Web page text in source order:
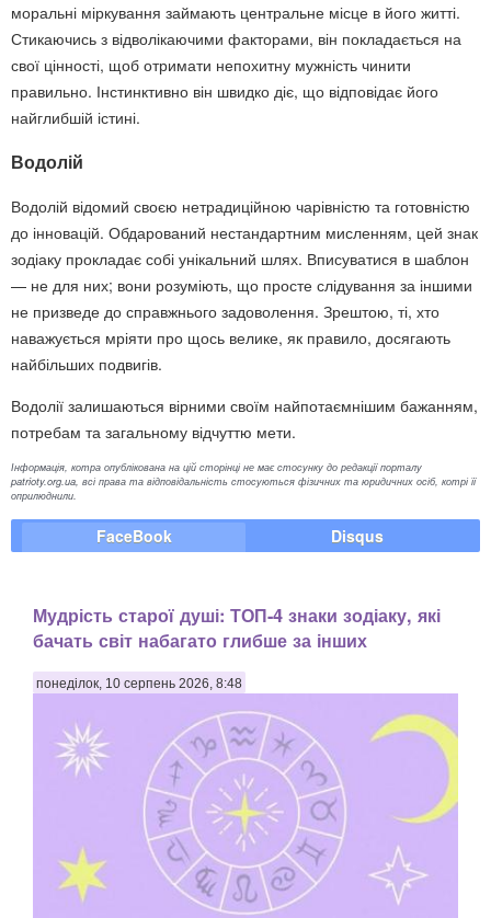
моральні міркування займають центральне місце в його житті.
Стикаючись з відволікаючими факторами, він покладається на
свої цінності, щоб отримати непохитну мужність чинити
правильно. Інстинктивно він швидко діє, що відповідає його
найглибшій істині.
Водолій
Водолій відомий своєю нетрадиційною чарівністю та готовністю
до інновацій. Обдарований нестандартним мисленням, цей знак
зодіаку прокладає собі унікальний шлях. Вписуватися в шаблон
— не для них; вони розуміють, що просте слідування за іншими
не призведе до справжнього задоволення. Зрештою, ті, хто
наважується мріяти про щось велике, як правило, досягають
найбільших подвигів.
Водолії залишаються вірними своїм найпотаємнішим бажанням,
потребам та загальному відчуттю мети.
Інформація, котра опублікована на цій сторінці не має стосунку до редакції порталу
patrioty.org.ua, всі права та відповідальність стосуються фізичних та юридичних осіб, котрі її
оприлюднили.
FaceBook Disqus
Мудрість старої душі: ТОП-4 знаки зодіаку, які
бачать світ набагато глибше за інших
понеділок, 10 серпень 2026, 8:48